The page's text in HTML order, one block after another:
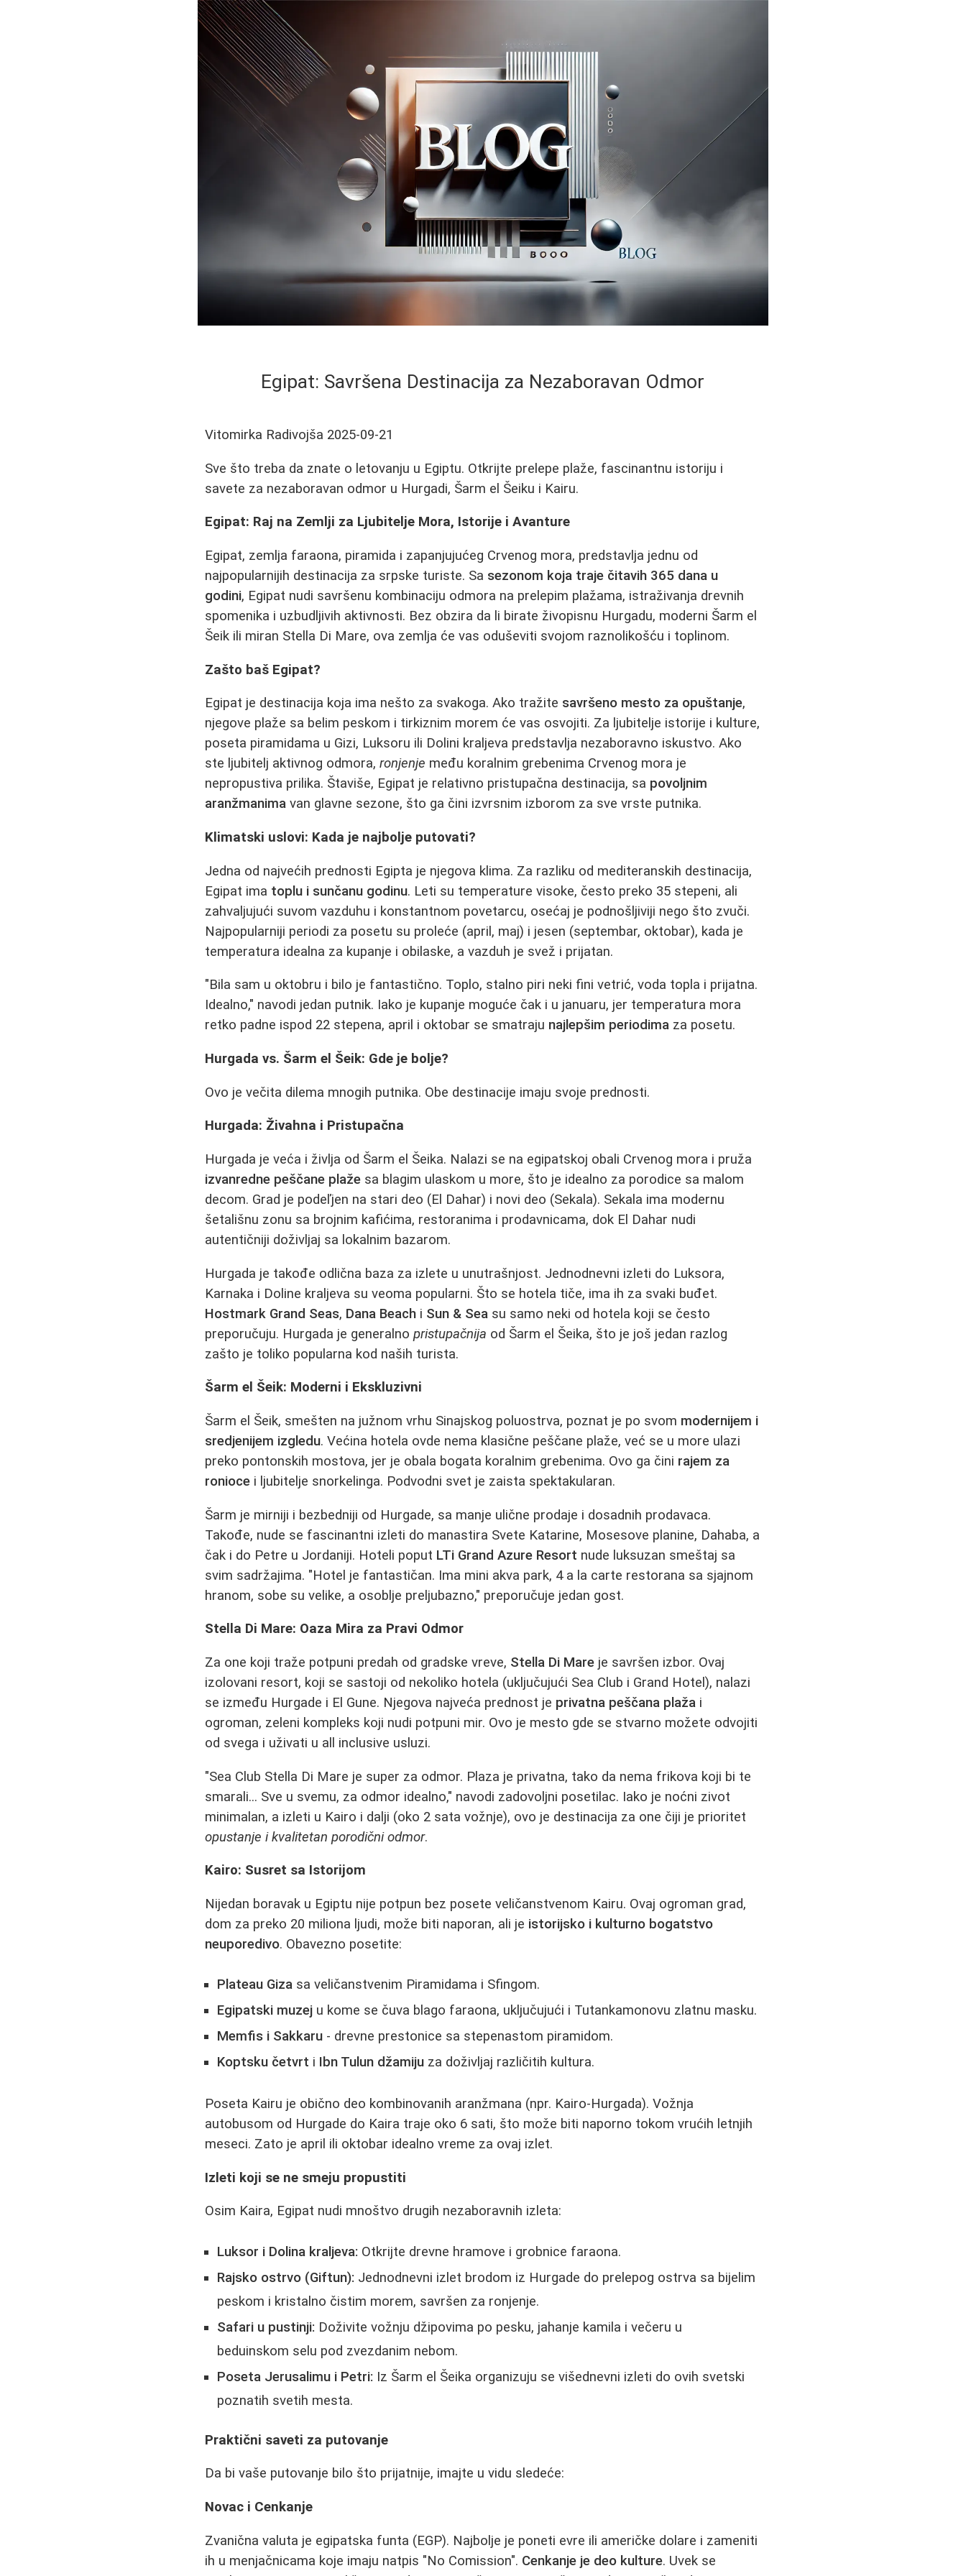
Egipat: Savršena Destinacija za Nezaboravan Odmor
Vitomirka Radivojša 2025-09-21
Sve što treba da znate o letovanju u Egiptu. Otkrijte prelepe plaže, fascinantnu istoriju i
savete za nezaboravan odmor u Hurgadi, Šarm el Šeiku i Kairu.
Egipat: Raj na Zemlji za Ljubitelje Mora, Istorije i Avanture
Egipat, zemlja faraona, piramida i zapanjujućeg Crvenog mora, predstavlja jednu od
najpopularnijih destinacija za srpske turiste. Sa sezonom koja traje čitavih 365 dana u
godini, Egipat nudi savršenu kombinaciju odmora na prelepim plažama, istraživanja drevnih
spomenika i uzbudljivih aktivnosti. Bez obzira da li birate živopisnu Hurgadu, moderni Šarm el
Šeik ili miran Stella Di Mare, ova zemlja će vas oduševiti svojom raznolikošću i toplinom.
Zašto baš Egipat?
Egipat je destinacija koja ima nešto za svakoga. Ako tražite savršeno mesto za opuštanje,
njegove plaže sa belim peskom i tirkiznim morem će vas osvojiti. Za ljubitelje istorije i kulture,
poseta piramidama u Gizi, Luksoru ili Dolini kraljeva predstavlja nezaboravno iskustvo. Ako
ste ljubitelj aktivnog odmora,ronjenje među koralnim grebenima Crvenog mora je
nepropustiva prilika. Štaviše, Egipat je relativno pristupačna destinacija, sa povoljnim
aranžmanima van glavne sezone, što ga čini izvrsnim izborom za sve vrste putnika.
Klimatski uslovi: Kada je najbolje putovati?
Jedna od najvećih prednosti Egipta je njegova klima. Za razliku od mediteranskih destinacija,
Egipat ima toplu i sunčanu godinu. Leti su temperature visoke, često preko 35 stepeni, ali
zahvaljujući suvom vazduhu i konstantnom povetarcu, osećaj je podnošljiviji nego što zvuči.
Najpopularniji periodi za posetu su proleće (april, maj) i jesen (septembar, oktobar), kada je
temperatura idealna za kupanje i obilaske, a vazduh je svež i prijatan.
"Bila sam u oktobru i bilo je fantastično. Toplo, stalno piri neki fini vetrić, voda topla i prijatna.
Idealno," navodi jedan putnik. Iako je kupanje moguće čak i u januaru, jer temperatura mora
retko padne ispod 22 stepena, april i oktobar se smatraju najlepšim periodima za posetu.
Hurgada vs. Šarm el Šeik: Gde je bolje?
Ovo je večita dilema mnogih putnika. Obe destinacije imaju svoje prednosti.
Hurgada: Živahna i Pristupačna
Hurgada je veća i življa od Šarm el Šeika. Nalazi se na egipatskoj obali Crvenog mora i pruža
izvanredne peščane plaže sa blagim ulaskom u more, što je idealno za porodice sa malom
decom. Grad je podeľjen na stari deo (El Dahar) i novi deo (Sekala). Sekala ima modernu
šetališnu zonu sa brojnim kafićima, restoranima i prodavnicama, dok El Dahar nudi
autentičniji doživljaj sa lokalnim bazarom.
Hurgada je takođe odlična baza za izlete u unutrašnjost. Jednodnevni izleti do Luksora,
Karnaka i Doline kraljeva su veoma popularni. Što se hotela tiče, ima ih za svaki buđet.
Hostmark Grand Seas, Dana Beach i Sun & Sea su samo neki od hotela koji se često
preporučuju. Hurgada je generalnopristupačnija od Šarm el Šeika, što je još jedan razlog
zašto je toliko popularna kod naših turista.
Šarm el Šeik: Moderni i Ekskluzivni
Šarm el Šeik, smešten na južnom vrhu Sinajskog poluostrva, poznat je po svom modernijem i
sredjenijem izgledu. Većina hotela ovde nema klasične peščane plaže, već se u more ulazi
preko pontonskih mostova, jer je obala bogata koralnim grebenima. Ovo ga čini rajem za
ronioce i ljubitelje snorkelinga. Podvodni svet je zaista spektakularan.
Šarm je mirniji i bezbedniji od Hurgade, sa manje ulične prodaje i dosadnih prodavaca.
Takođe, nude se fascinantni izleti do manastira Svete Katarine, Mosesove planine, Dahaba, a
čak i do Petre u Jordaniji. Hoteli poput LTi Grand Azure Resort nude luksuzan smeštaj sa
svim sadržajima. "Hotel je fantastičan. Ima mini akva park, 4 a la carte restorana sa sjajnom
hranom, sobe su velike, a osoblje preljubazno," preporučuje jedan gost.
Stella Di Mare: Oaza Mira za Pravi Odmor
Za one koji traže potpuni predah od gradske vreve, Stella Di Mare je savršen izbor. Ovaj
izolovani resort, koji se sastoji od nekoliko hotela (uključujući Sea Club i Grand Hotel), nalazi
se između Hurgade i El Gune. Njegova najveća prednost je privatna peščana plaža i
ogroman, zeleni kompleks koji nudi potpuni mir. Ovo je mesto gde se stvarno možete odvojiti
od svega i uživati u all inclusive usluzi.
"Sea Club Stella Di Mare je super za odmor. Plaza je privatna, tako da nema frikova koji bi te
smarali... Sve u svemu, za odmor idealno," navodi zadovoljni posetilac. Iako je noćni zivot
minimalan, a izleti u Kairo i dalji (oko 2 sata vožnje), ovo je destinacija za one čiji je prioritet
opustanje i kvalitetan porodični odmor.
Kairo: Susret sa Istorijom
Nijedan boravak u Egiptu nije potpun bez posete veličanstvenom Kairu. Ovaj ogroman grad,
dom za preko 20 miliona ljudi, može biti naporan, ali je istorijsko i kulturno bogatstvo
neuporedivo. Obavezno posetite:
Plateau Giza sa veličanstvenim Piramidama i Sfingom.
Egipatski muzej u kome se čuva blago faraona, uključujući i Tutankamonovu zlatnu masku.
Memfis i Sakkaru - drevne prestonice sa stepenastom piramidom.
Koptsku četvrt i Ibn Tulun džamiju za doživljaj različitih kultura.
Poseta Kairu je obično deo kombinovanih aranžmana (npr. Kairo-Hurgada). Vožnja
autobusom od Hurgade do Kaira traje oko 6 sati, što može biti naporno tokom vrućih letnjih
meseci. Zato je april ili oktobar idealno vreme za ovaj izlet.
Izleti koji se ne smeju propustiti
Osim Kaira, Egipat nudi mnoštvo drugih nezaboravnih izleta:
Luksor i Dolina kraljeva: Otkrijte drevne hramove i grobnice faraona.
Rajsko ostrvo (Giftun): Jednodnevni izlet brodom iz Hurgade do prelepog ostrva sa bijelim
peskom i kristalno čistim morem, savršen za ronjenje.
Safari u pustinji: Doživite vožnju džipovima po pesku, jahanje kamila i večeru u
beduinskom selu pod zvezdanim nebom.
Poseta Jerusalimu i Petri: Iz Šarm el Šeika organizuju se višednevni izleti do ovih svetski
poznatih svetih mesta.
Praktični saveti za putovanje
Da bi vaše putovanje bilo što prijatnije, imajte u vidu sledeće:
Novac i Cenkanje
Zvanična valuta je egipatska funta (EGP). Najbolje je poneti evre ili američke dolare i zameniti
ih u menjačnicama koje imaju natpis "No Comission". Cenkanje je deo kulture. Uvek se